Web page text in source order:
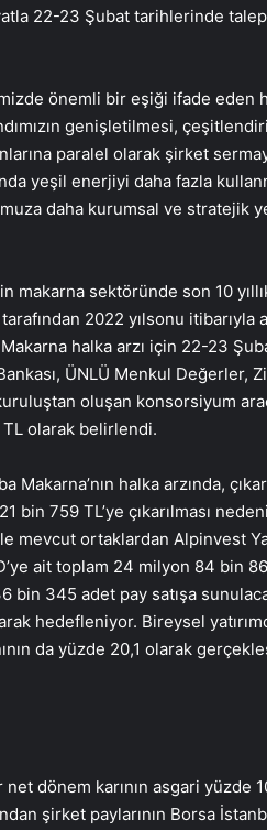
22-23 Şubat tarihlerinde talep
önemli bir eşiği ifade eden
genişletilmesi,
paralel olarak şirket
yeşil enerjiyi daha fazla
daha kurumsal ve stratejik
makarna sektöründe son 10
2022 yılsonu itibarıyla
halka arzı için 22-23
ÜNLÜ Menkul Değerler,
oluşan konsorsiyum
TL olarak belirlendi.
halka arzında,
759 TL’ye çıkarılması
mevcut ortaklardan Alpinvest
ait toplam 24 milyon 84 bin
bin 345 adet pay satışa
hedefleniyor. Bireysel
da yüzde 20,1 olarak
net dönem karının asgari yüzde
şirket paylarının Borsa